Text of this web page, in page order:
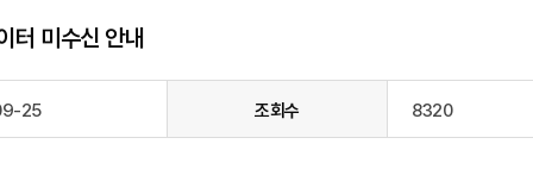
미수신 안내
25 조회수 8320